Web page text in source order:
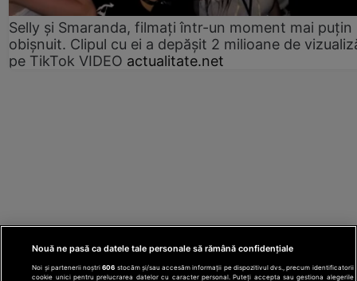
Selly și Smaranda, filmați într-un moment mai puțin
obișnuit. Clipul cu ei a depășit 2 milioane de
pe TikTok VIDEO actualitate.net
Nouă ne pasă ca datele tale personale să rămână confidențiale
Noi și partenerii noștri606 stocăm și/sau accesăm informații pe dispozitivul dvs., precum identificatorii
cookie unici pentru prelucrarea datelor cu caracter personal. Puteți accepta sau gestiona alegerile